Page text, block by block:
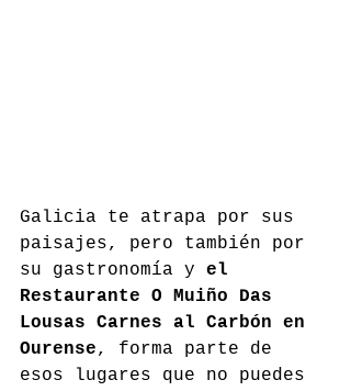
Galicia te atrapa por sus
paisajes, pero también por
su gastronomía y el
Restaurante O Muiño Das
Lousas Carnes al Carbón en
Ourense, forma parte de
esos lugares que no puedes